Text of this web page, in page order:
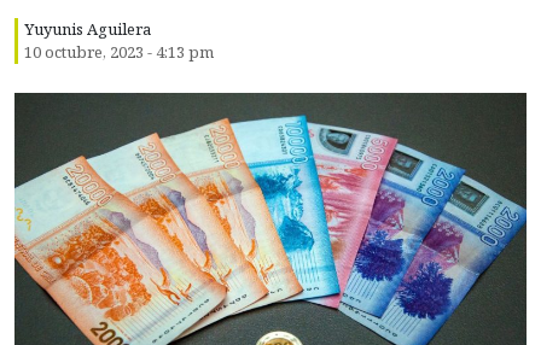
Yuyunis Aguilera
10 octubre, 2023 - 4:13 pm